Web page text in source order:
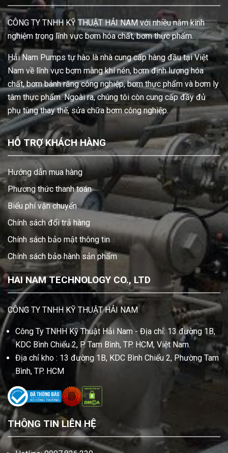
CÔNG TY TNHH KỸ THUẬT HẢI NAM với nhiều năm kinh
nghiệm trong lĩnh vực bơm hóa chất, bơm thực phẩm.
Hải Nam Pumps tự hào là nhà cung cấp hàng đầu tại Việt
Nam về lĩnh vực bơm màng khí nén, bơm định lượng hóa
chất, bơm bánh răng công nghiệp, bơm thực phẩm và bơm ly
tâm thực phẩm. Ngoài ra, chúng tôi còn cung cấp đầy đủ
phụ tùng thay thế, sửa chữa bơm công nghiệp.
HỖ TRỢ KHÁCH HÀNG
Hướng dẫn mua hàng
Phương thức thanh toán
Biểu phí vận chuyển
Chính sách đổi trả hàng
Chính sách bảo mật thông tin
Chính sách bảo hành sản phẩm
HAI NAM TECHNOLOGY CO., LTD
CÔNG TY TNHH KỸ THUẬT HẢI NAM
Công Ty TNHH Kỹ Thuật Hải Nam - Địa chỉ: 13 đường 1B,
KDC Bình Chiểu 2, P. Tam Bình, TP. HCM, Việt Nam.
Địa chỉ kho : 13 đường 1B, KDC Bình Chiểu 2, Phường Tam
Bình, TP. HCM
THÔNG TIN LIÊN HỆ